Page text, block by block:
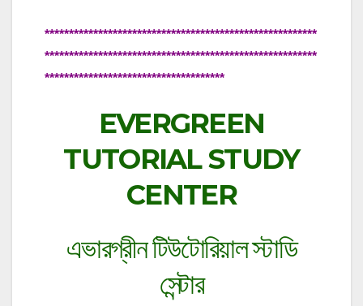
********************************************************
********************************************************
*************************************
EVERGREEN
TUTORIAL STUDY
CENTER
এভারগ্রীন টিউটোরিয়াল স্টাডি
সেন্টার